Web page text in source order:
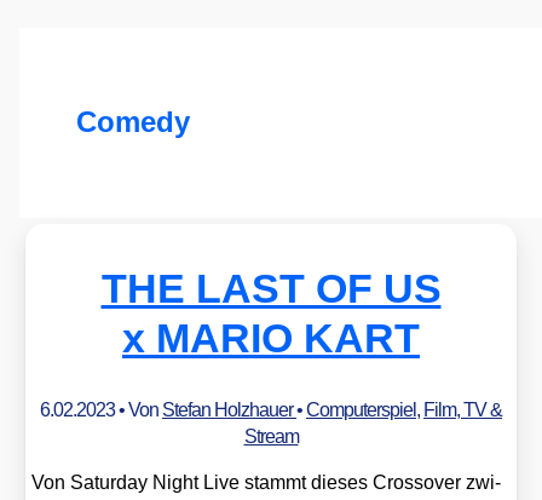
Comedy
THE LAST OF US
x MARIO KART
6.02.2023• Von Stefan Holzhauer•Computerspiel, Film, TV &
Stream
Von Satur­day Night Live stammt die­ses Cross­over zwi­